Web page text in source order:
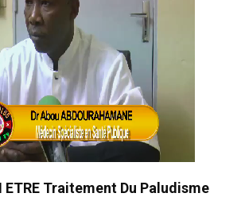
ETRE Traitement Du Paludisme